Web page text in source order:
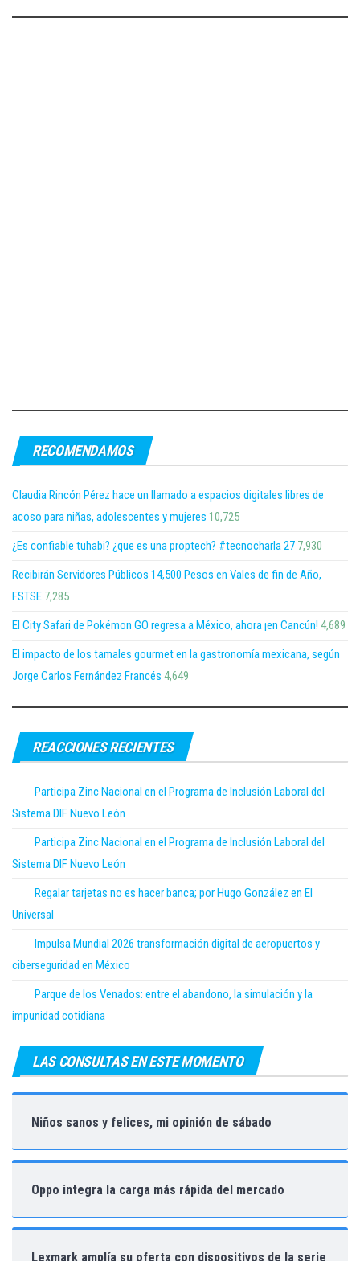
RECOMENDAMOS
Claudia Rincón Pérez hace un llamado a espacios digitales libres de
acoso para niñas, adolescentes y mujeres 10,725
¿Es confiable tuhabi? ¿que es una proptech? #tecnocharla 27 7,930
Recibirán Servidores Públicos 14,500 Pesos en Vales de fin de Año,
FSTSE 7,285
El City Safari de Pokémon GO regresa a México, ahora ¡en Cancún! 4,689
El impacto de los tamales gourmet en la gastronomía mexicana, según
Jorge Carlos Fernández Francés 4,649
REACCIONES RECIENTES
Participa Zinc Nacional en el Programa de Inclusión Laboral del
Sistema DIF Nuevo León
Participa Zinc Nacional en el Programa de Inclusión Laboral del
Sistema DIF Nuevo León
Regalar tarjetas no es hacer banca; por Hugo González en El
Universal
Impulsa Mundial 2026 transformación digital de aeropuertos y
ciberseguridad en México
Parque de los Venados: entre el abandono, la simulación y la
impunidad cotidiana
LAS CONSULTAS EN ESTE MOMENTO
Niños sanos y felices, mi opinión de sábado
Oppo integra la carga más rápida del mercado
Lexmark amplía su oferta con dispositivos de la serie